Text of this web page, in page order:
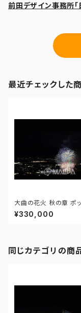
前田デザイン事務所「
最近チェックした
大曲の花火 秋の章 ポ
ト In New York -
5958838
¥330,000
同じカテゴリの商